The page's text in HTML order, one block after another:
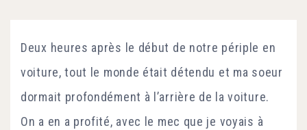
Deux heures après le début de notre périple en
voiture, tout le monde était détendu et ma soeur
dormait profondément à l’arrière de la voiture.
On a en a profité, avec le mec que je voyais à